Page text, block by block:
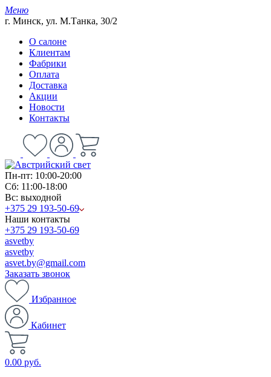
Меню
г. Минск, ул. М.Танка, 30/2
О салоне
Клиентам
Фабрики
Оплата
Доставка
Акции
Новости
Контакты
Пн-пт: 10:00-20:00
Сб: 11:00-18:00
Вс: выходной
+375 29 193-50-69
Наши контакты
+375 29 193-50-69
asvetby
asvetby
asvet.by@gmail.com
Заказать звонок
Избранное
Кабинет
0.00 руб.